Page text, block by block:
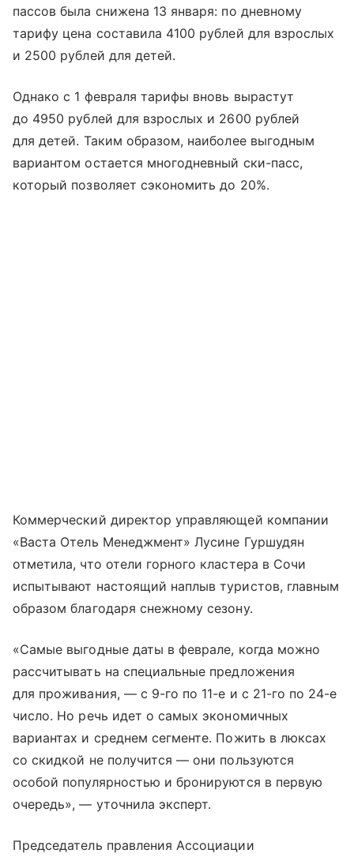
пассов была снижена 13 января: по дневному
тарифу цена составила 4100 рублей для взрослых
и 2500 рублей для детей.
Однако с 1 февраля тарифы вновь вырастут
до 4950 рублей для взрослых и 2600 рублей
для детей. Таким образом, наиболее выгодным
вариантом остается многодневный ски-пасс,
который позволяет сэкономить до 20%.
Коммерческий директор управляющей компании
«Васта Отель Менеджмент» Лусине Гуршудян
отметила, что отели горного кластера в Сочи
испытывают настоящий наплыв туристов, главным
образом благодаря снежному сезону.
«Самые выгодные даты в феврале, когда можно
рассчитывать на специальные предложения
для проживания, — с 9-го по 11-е и с 21-го по 24-е
число. Но речь идет о самых экономичных
вариантах и среднем сегменте. Пожить в люксах
со скидкой не получится — они пользуются
особой популярностью и бронируются в первую
очередь», — уточнила эксперт.
Председатель правления Ассоциации